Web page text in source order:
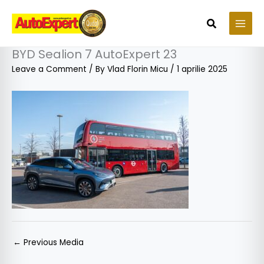
content
Search
BYD Sealion 7 AutoExpert 23
Leave a Comment / By Vlad Florin Micu / 1 aprilie 2025
← Previous Media